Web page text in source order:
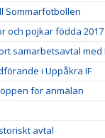
Sommarfotbollen
och pojkar födda 2017
samarbetsavtal med
i Uppåkra IF
för anmälan
avtal